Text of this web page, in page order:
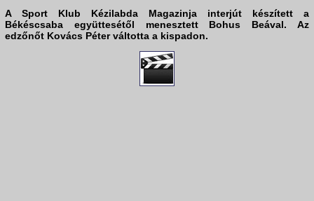
A Sport Klub Kézilabda Magazinja interjút készített a
Békéscsaba együttesétől menesztett Bohus Beával. Az
edzőnőt Kovács Péter váltotta a kispadon.